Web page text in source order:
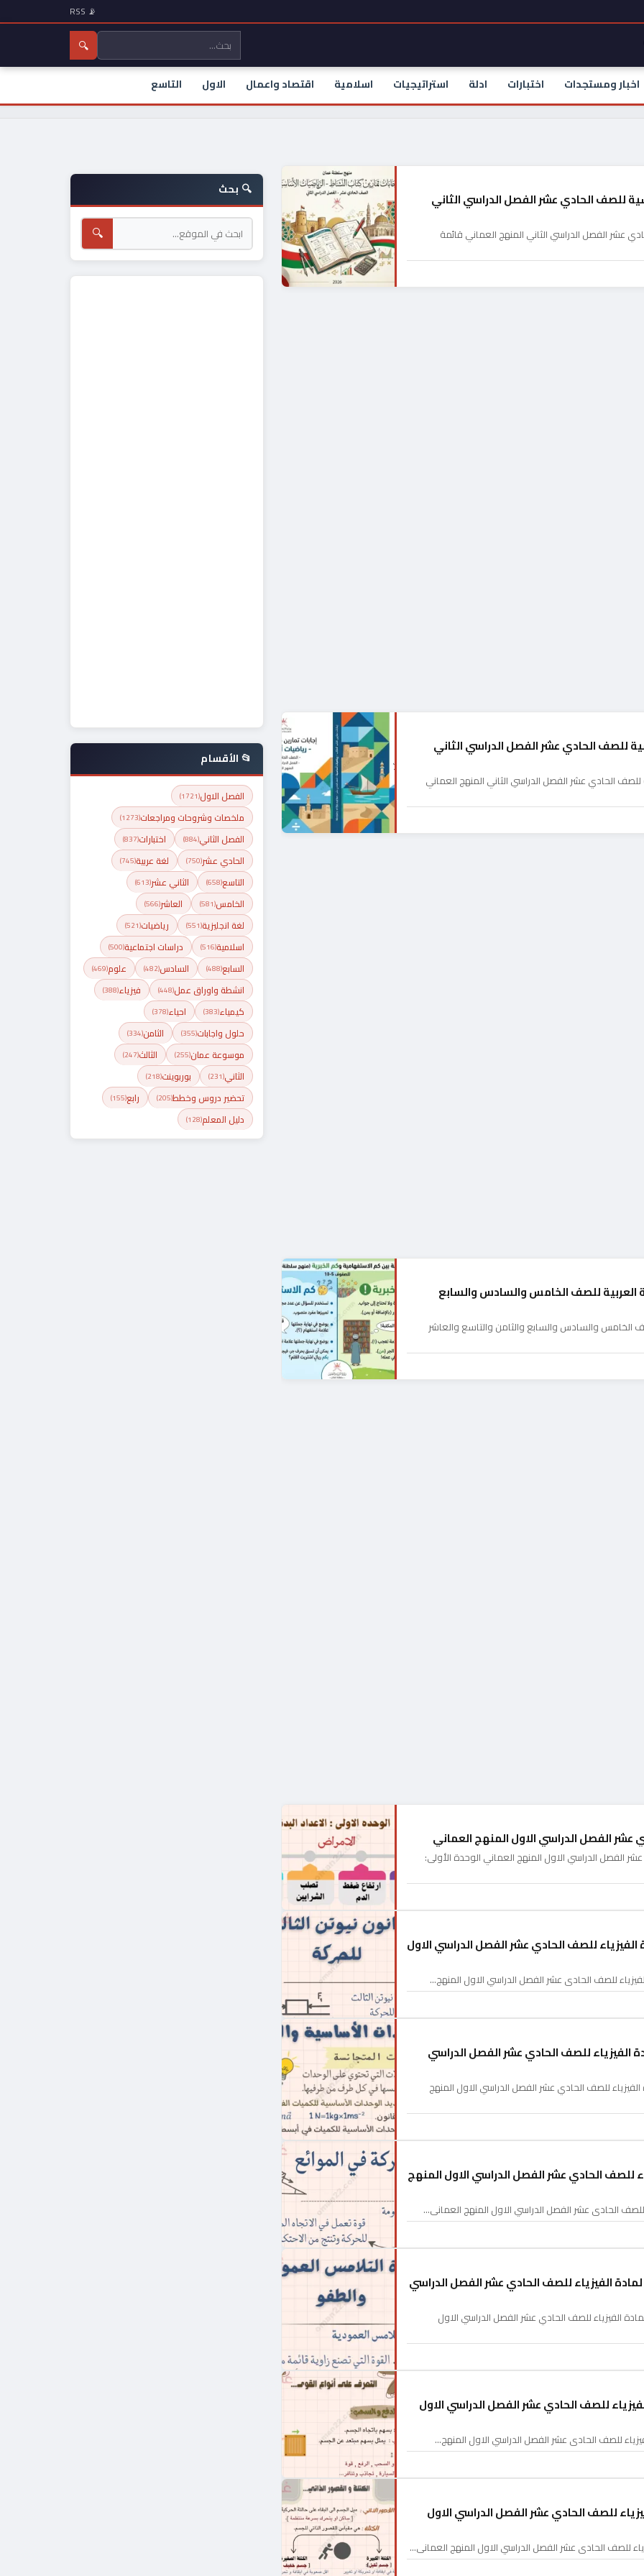
📡 RSS
🔍
اخبار ومستجدات اختبارات ادلة استراتيجيات اسلامية اقتصاد واعمال الاول التاسع
للصف الحادي عشر الفصل الدراسي الثاني
عشر الفصل الدراسي الثاني المنهج العماني قائمة
للصف الحادي عشر الفصل الدراسي الثاني
الحادي عشر الفصل الدراسي الثاني المنهج العماني
العربية للصف الخامس والسادس والسابع
الخامس والسادس والسابع والثامن والتاسع والعاشر
الفصل الدراسي الاول المنهج العماني
الدراسي الاول المنهج العماني الوحدة الأولى:
للصف الحادي عشر الفصل الدراسي الاول
للصف الحادي عشر الفصل الدراسي الاول المنهج…
للصف الحادي عشر الفصل الدراسي
للصف الحادي عشر الفصل الدراسي الاول المنهج
الحادي عشر الفصل الدراسي الاول المنهج
الحادي عشر الفصل الدراسي الاول المنهج العماني…
الفيزياء للصف الحادي عشر الفصل الدراسي
الفيزياء للصف الحادي عشر الفصل الدراسي الاول
للصف الحادي عشر الفصل الدراسي الاول
للصف الحادي عشر الفصل الدراسي الاول المنهج…
للصف الحادي عشر الفصل الدراسي الاول
للصف الحادي عشر الفصل الدراسي الاول المنهج العماني…
🔍 بحث
🔍
📂 الأقسام
الفصل الاول(1721)
ملخصات وشروحات ومراجعات(1273)
الفصل الثاني(884) اختبارات(837)
الحادي عشر(750) لغة عربية(745)
التاسع(658) الثاني عشر(613)
الخامس(581) العاشر(566)
لغة انجليزية(551) رياضيات(521)
اسلامية(516) دراسات اجتماعية(500)
السابع(488) السادس(482) علوم(469)
انشطة واوراق عمل(448) فيزياء(388)
كيمياء(383) احياء(378)
حلول واجابات(355) الثامن(334)
موسوعة عمان(255) الثالث(247)
الثاني(231) بوربوينت(218)
تحضير دروس وخطط(205) رابع(155)
دليل المعلم(128)